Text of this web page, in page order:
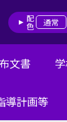
配色 通常
文書
導計画等